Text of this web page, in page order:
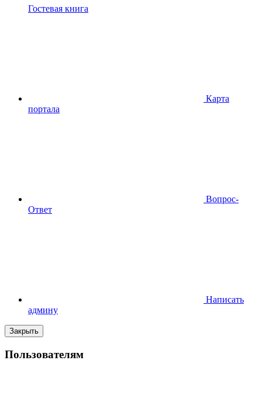
Гостевая книга
Карта
портала
Вопрос-
Ответ
Написать
админу
Закрыть
Пользователям